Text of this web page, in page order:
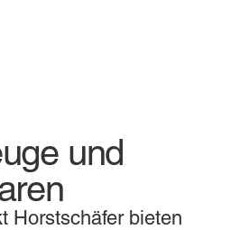
und
Horstschäfer bieten